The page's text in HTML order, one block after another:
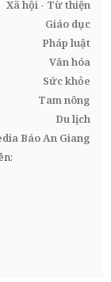
Xã hội - Từ thiện
Giáo dục
Pháp luật
Văn hóa
Sức khỏe
Tam nông
Du lịch
Báo An Giang